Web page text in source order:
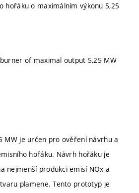
hořáku o maximálním výkonu 5,25
of maximal output 5,25 MW
MW je určen pro ověření návrhu a
hořáku. Návrh hořáku je
nejmenší produkci emisí NOx a
plamene. Tento prototyp je